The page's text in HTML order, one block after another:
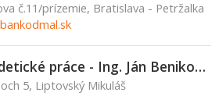
č.11/prízemie, Bratislava - Petržalka
Geodetické práce - Ing. Ján Benikovský
5, Liptovský Mikuláš